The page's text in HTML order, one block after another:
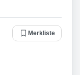
Merkliste